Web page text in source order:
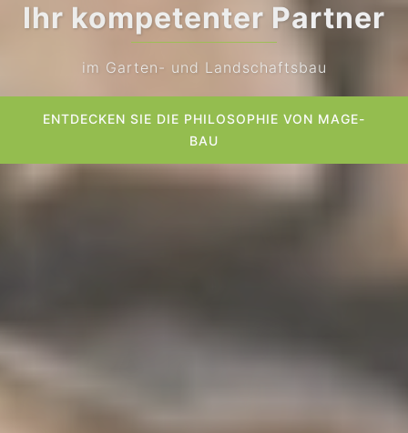
MaGe-Bau
Qualität | Service | Know-how | Präzision
ENTDECKEN SIE DIE PHILOSOPHIE VON MAGE-
BAU